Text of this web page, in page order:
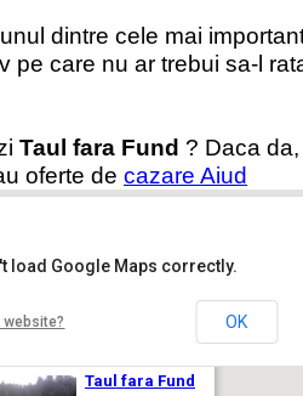
dintre cele mai
pe care nu ar trebui sa-l
Taul fara Fund ? Daca
oferte de cazare Aiud